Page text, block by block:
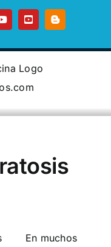
YouTubeYouTubeBlogger
En muchos